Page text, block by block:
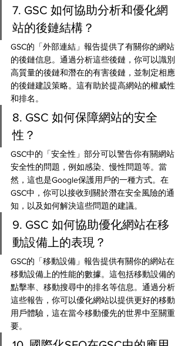
7. GSC 如何協助分析和優化網
站的後鏈結構？
GSC的「外部連結」報告提供了有關你的網站
的後鏈信息。通過分析這些後鏈，你可以識別
高質量的後鏈和潛在的有害後鏈，並制定相應
的後鏈建設策略。這有助於提高網站的權威性
和排名。
8. GSC 如何保障網站的安全
性？
GSC中的「安全性」部分可以警告你有關網站
安全性的問題，例如感染、慢性問題等。當
然，這也是Google保護用戶的一種方式。在
GSC中，你可以接收到關於潛在安全風險的通
知，以及如何解決這些問題的建議。
9. GSC 如何協助優化網站在移
動設備上的表現？
GSC的「移動設備」報告提供有關你的網站在
移動設備上的性能的數據。這包括移動設備的
點擊率、移動搜尋中的排名等信息。通過分析
這些報告，你可以優化網站以提供更好的移動
用戶體驗，這在當今移動優先的世界中至關重
要。